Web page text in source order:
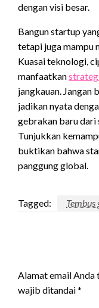
dengan visi besar.
Bangun startup
tetapi juga mampu
Kuasai teknologi,
manfaatkan
jangkauan. Jangan
jadikan nyata
gebrakan baru dari
Tunjukkan
buktikan bahwa
panggung global.
Tagged: Tembus
Alamat email Anda
wajib ditandai*